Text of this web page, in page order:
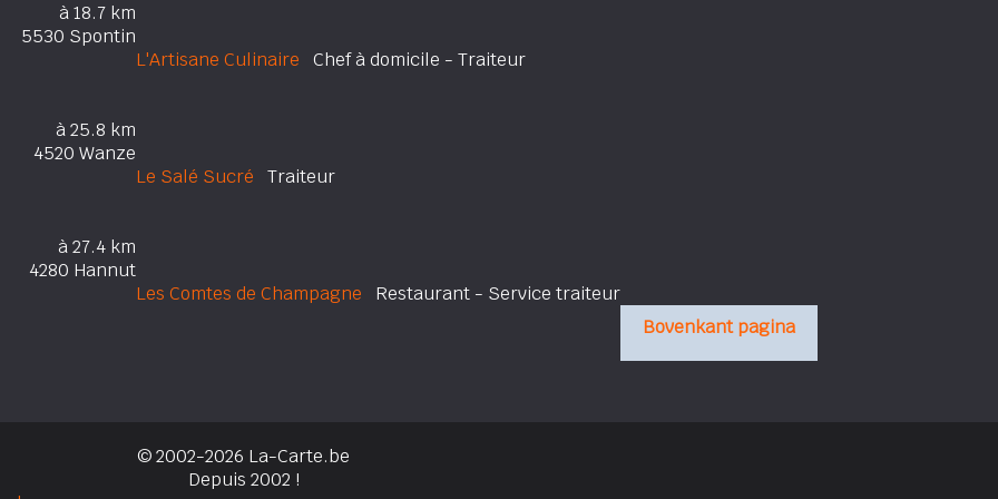
à 18.7 km
5530 Spontin
L'Artisane Culinaire Chef à domicile - Traiteur
à 25.8 km
4520 Wanze
Le Salé Sucré Traiteur
à 27.4 km
4280 Hannut
Les Comtes de Champagne Restaurant - Service traiteur
Bovenkant pagina
© 2002-2026 La-Carte.be
Depuis 2002 !